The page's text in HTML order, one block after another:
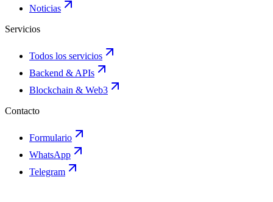
Noticias
Servicios
Todos los servicios
Backend & APIs
Blockchain & Web3
Contacto
Formulario
WhatsApp
Telegram